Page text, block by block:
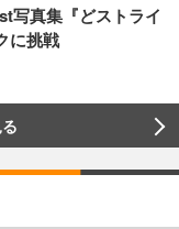
写真集『どストライ
に挑戦